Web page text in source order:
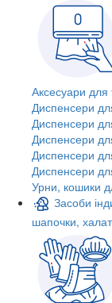
Аксесуари для
Диспенсери
Диспенсери
Диспенсери
Диспенсери
Диспенсери
Урни, кошики
Засоби
шапочки,